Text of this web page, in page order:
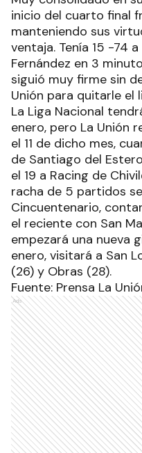
inicio del cuarto final
manteniendo sus
ventaja. Tenía 15 -74
Fernández en 3
siguió muy firme sin
Unión para quitarle el
La Liga Nacional
enero, pero La Unión
el 11 de dicho mes,
de Santiago del
el 19 a Racing de
racha de 5 partidos
Cincuentenario,
el reciente con San
empezará una nueva
enero, visitará a San
(26) y Obras (28).
Fuente: Prensa La
Ads